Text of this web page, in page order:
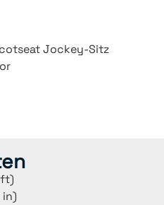
Jockey-Sitz
ft)
in)